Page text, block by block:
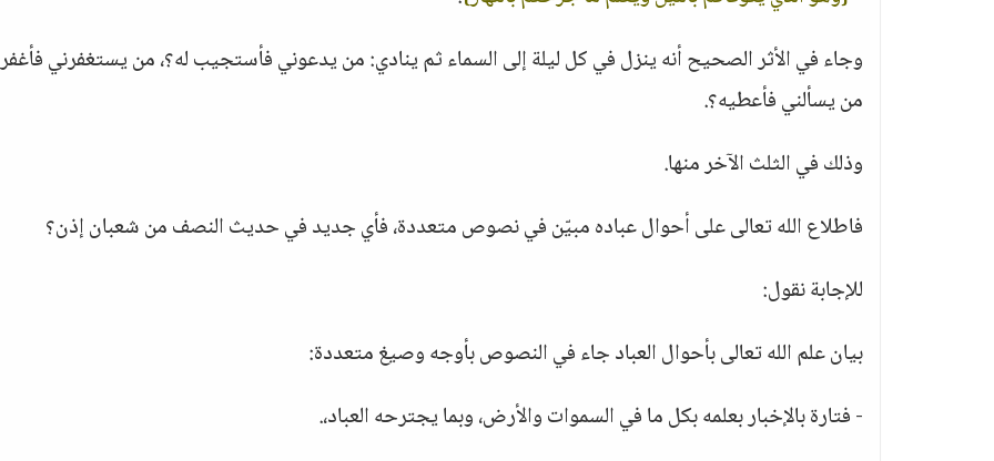
وجاء في الأثر الصحيح أنه ينزل في كل ليلة إلى السماء ثم ينادي: من يدعوني فأستجيب له؟، من يستغفرني فأغفر
من يسألني فأعطيه؟.
وذلك في الثلث الآخر منها.
فاطلاع الله تعالى على أحوال عباده مبيّن في نصوص متعددة، فأي جديد في حديث النصف من شعبان إذن؟
للإجابة نقول:
بيان علم الله تعالى بأحوال العباد جاء في النصوص بأوجه وصيغ متعددة:
- فتارة بالإخبار بعلمه بكل ما في السموات والأرض، وبما يجترحه العباد،.